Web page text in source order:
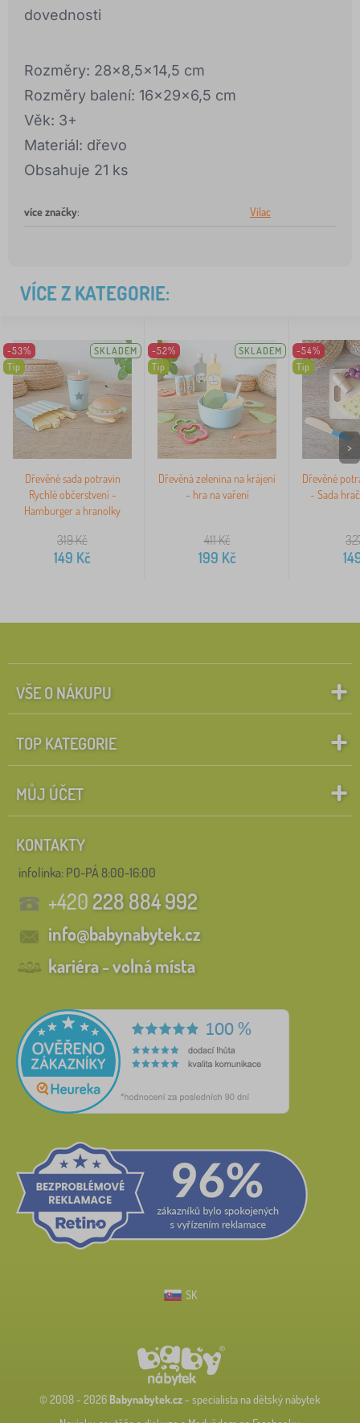
dovednosti
Rozměry: 28x8,5x14,5 cm
Rozměry balení: 16x29x6,5 cm
Věk: 3+
Materiál: dřevo
Obsahuje 21 ks
více značky: Vilac
VÍCE Z KATEGORIE:
-53%
Tip
SKLADEM
Dřevěné sada potravin
Rychlé občerstvení -
Hamburger a hranolky
319Kč
149 Kč
-52%
Tip
SKLADEM
Dřevěná zelenina na krájení
- hra na vaření
411Kč
199 Kč
-54%
Tip
Dřevěné
- Sada
>
VŠE O NÁKUPU
TOP KATEGORIE
MŮJ ÚČET
KONTAKTY
infolinka: PO-PÁ 8:00-16:00
+420228 884 992
info@babynabytek.cz
kariéra - volná místa
SK
© 2008 - 2026 Babynabytek.cz- specialista na dětský nábytek